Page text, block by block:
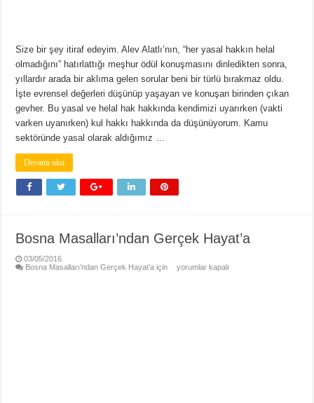
Size bir şey itiraf edeyim. Alev Alatlı’nın, “her yasal hakkın helal
olmadığını” hatırlattığı meşhur ödül konuşmasını dinledikten sonra,
yıllardır arada bir aklıma gelen sorular beni bir türlü bırakmaz oldu.
İşte evrensel değerleri düşünüp yaşayan ve konuşan birinden çıkan
gevher. Bu yasal ve helal hak hakkında kendimizi uyarırken (vakti
varken uyanırken) kul hakkı hakkında da düşünüyorum. Kamu
sektöründe yasal olarak aldığımız …
Devamı oku
Bosna Masalları’ndan Gerçek Hayat’a
03/05/2016
Bosna Masalları’ndan Gerçek Hayat’a için
yorumlar kapalı